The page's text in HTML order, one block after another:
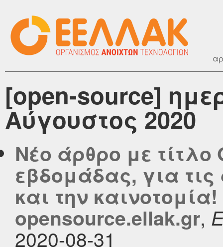
[open-source]
Αύγουστος 2020
Νέο άρθρο με τίτλο
εβδομάδας, για τις
και την
opensource.ellak.gr,
2020-08-31